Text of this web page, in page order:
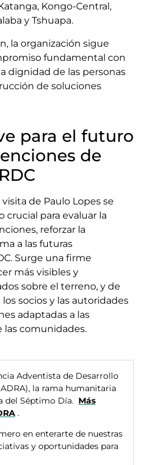
Kongo-Central,
y Tshuapa.
la organización sigue
fundamental con
dignidad de las personas
de soluciones
para el futuro
de
de Paulo Lopes se
crucial para evaluar la
reforzar la
a las futuras
Surge una firme
más visibles y
sobre el terreno, y de
socios y las autoridades
adaptadas a las
las comunidades.
Adventista de Desarrollo
la rama humanitaria
del Séptimo Día. Más
.
en enterarte de nuestras
y oportunidades para